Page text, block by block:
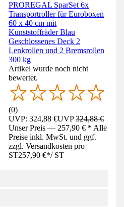
PROREGAL SparSet 6x
Transportroller für Euroboxen
60 x 40 cm mit
Kunststoffräder Blau
Geschlossenes Deck 2
Lenkrollen und 2 Bremsrollen
300 kg
Artikel wurde noch nicht
bewertet.
(0)
UVP: 324,88 €UVP324,88 €
Unser Preis — 257,90 € * Alle
Preise inkl. MwSt. und ggf.
zzgl. Versandkosten pro
ST257,90 €*/ ST